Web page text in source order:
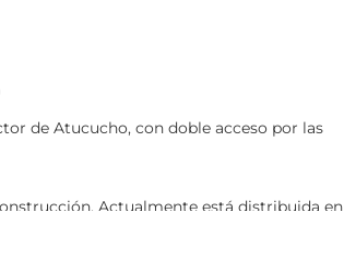
de Atucucho, con doble acceso por las
Actualmente está distribuida en
excelente alternativa para fundaciones,